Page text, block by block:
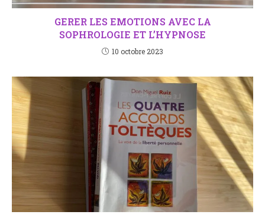
GERER LES EMOTIONS AVEC LA
SOPHROLOGIE ET L’HYPNOSE
10 octobre 2023